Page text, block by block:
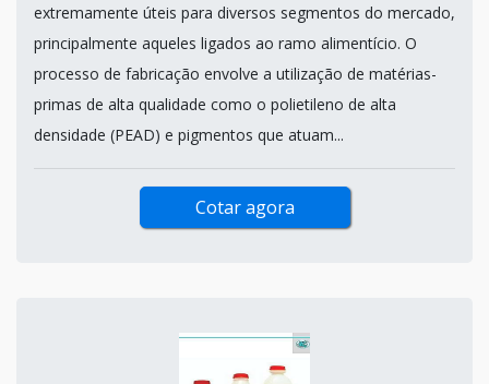
extremamente úteis para diversos segmentos do mercado,
principalmente aqueles ligados ao ramo alimentício. O
processo de fabricação envolve a utilização de matérias-
primas de alta qualidade como o polietileno de alta
densidade (PEAD) e pigmentos que atuam...
Cotar agora